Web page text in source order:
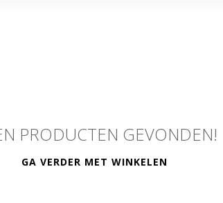
PRODUCTEN GEVONDEN!
GA VERDER MET WINKELEN